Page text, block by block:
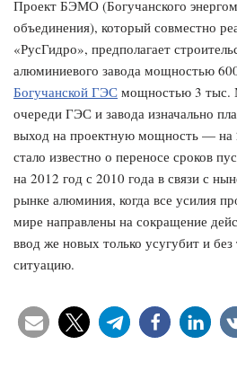
Проект БЭМО (Богучанского
объединения), который совместно
«РусГидро», предполагает
алюминиевого завода мощностью
Богучанской ГЭС мощностью 3 тыс.
очереди ГЭС и завода изначально
выход на проектную мощность — на
стало известно о переносе сроков
на 2012 год с 2010 года в связи с
рынке алюминия, когда все усилия
мире направлены на сокращение
ввод же новых только усугубит и
ситуацию.